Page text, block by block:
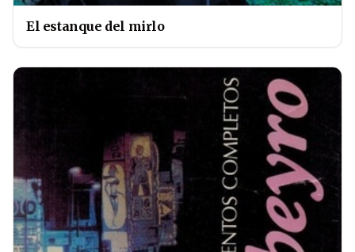
El estanque del mirlo